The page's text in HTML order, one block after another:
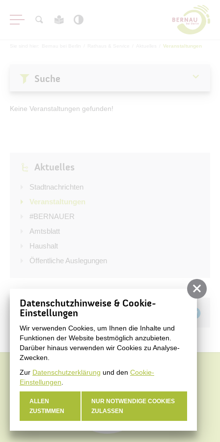
Aktuelles
Amtsblatt
Haushalt
Öffentliche Auslegungen
Bürgerservice
Bürgerinformation
Stadtverwaltung
Veranstaltungen
Keine Veranstaltungen gefunden!
Suche
Aktuelles
Stadtnachrichten
Veranstaltungen
#BERNAUER
Amtsblatt
Haushalt
Öffentliche Auslegungen
Teilen auf
Datenschutzhinweise & Cookie-
Einstellungen
Wir verwenden Cookies, um Ihnen die Inhalte und
Funktionen der Website bestmöglich anzubieten.
Darüber hinaus verwenden wir Cookies zu Analyse-
Zwecken.
Zur Datenschutzerklärung und den Cookie-
Einstellungen
ALLEN
ZUSTIMMEN
NUR NOTWENDIGE COOKIES
ZULASSEN